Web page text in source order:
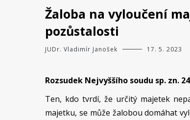
Žaloba na vyloučení
pozůstalosti
JUDr. Vladimír Janošek 17. 5. 2023
Rozsudek Nejvyššího soudu sp. zn.
Ten, kdo tvrdí, že určitý majetek
majetku, se může žalobou domáhat